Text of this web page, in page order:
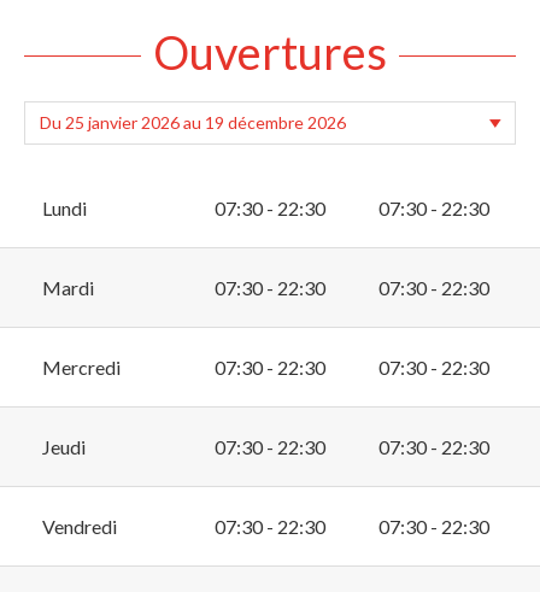
Ouvertures
Lundi 07:30 - 22:30 07:30 - 22:30
Mardi 07:30 - 22:30 07:30 - 22:30
Mercredi 07:30 - 22:30 07:30 - 22:30
Jeudi 07:30 - 22:30 07:30 - 22:30
Vendredi 07:30 - 22:30 07:30 - 22:30